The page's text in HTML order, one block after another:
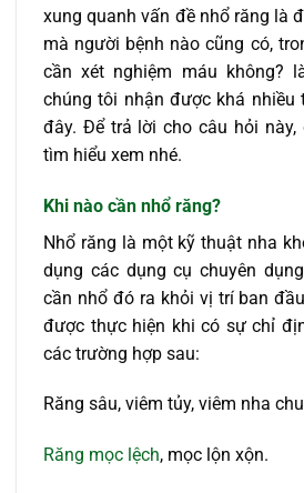
xung quanh vấn đề nhổ răng là
mà người bệnh nào cũng có,
cần xét nghiệm máu không?
chúng tôi nhận được khá nhiều
đây. Để trả lời cho câu hỏi này,
tìm hiểu xem nhé.
Khi nào cần nhổ răng?
Nhổ răng là một kỹ thuật nha
dụng các dụng cụ chuyên
cần nhổ đó ra khỏi vị trí ban
được thực hiện khi có sự chỉ
các trường hợp sau:
Răng sâu, viêm tủy, viêm nha
Răng mọc lệch, mọc lộn xộn.